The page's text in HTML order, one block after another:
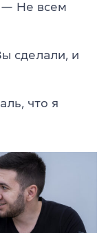
— Не всем
сделали, и
что я